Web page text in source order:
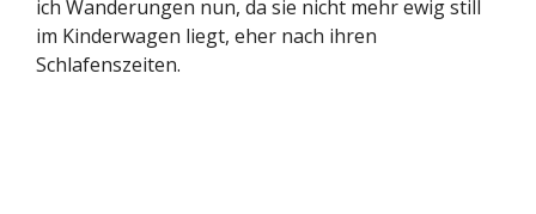
ich Wanderungen nun, da sie nicht mehr ewig still
im Kinderwagen liegt, eher nach ihren
Schlafenszeiten.